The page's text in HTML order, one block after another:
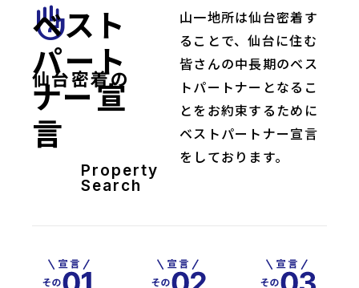
front_hand
仙台密着の
ベスト
パート
ナー宣
言
Property
Search
山一地所は仙台密着す
ることで、仙台に住む
皆さんの中長期のベス
トパートナーとなるこ
とをお約束するために
ベストパートナー宣言
をしております。